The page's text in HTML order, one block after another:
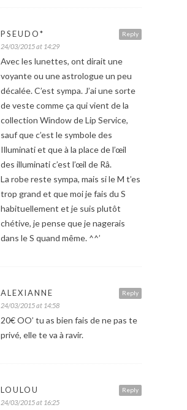
Reply
PSEUDO*
24/03/2015 at 14:29
Avec les lunettes, ont dirait une
voyante ou une astrologue un peu
décalée. C’est sympa. J’ai une sorte
de veste comme ça qui vient de la
collection Window de Lip Service,
sauf que c’est le symbole des
Illuminati et que à la place de l’œil
des illuminati c’est l’œil de Râ.
La robe reste sympa, mais si le M t’es
trop grand et que moi je fais du S
habituellement et je suis plutôt
chétive, je pense que je nagerais
dans le S quand même. ^^’
Reply
ALEXIANNE
24/03/2015 at 14:58
20€ OO’ tu as bien fais de ne pas te
privé, elle te va à ravir.
Reply
LOULOU
24/03/2015 at 16:25